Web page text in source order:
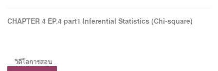
CHAPTER 4 EP.4 part1 Inferential Statistics (Chi-square)
วิดีโอการสอน